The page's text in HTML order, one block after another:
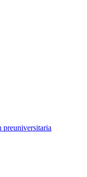
preuniversitaria